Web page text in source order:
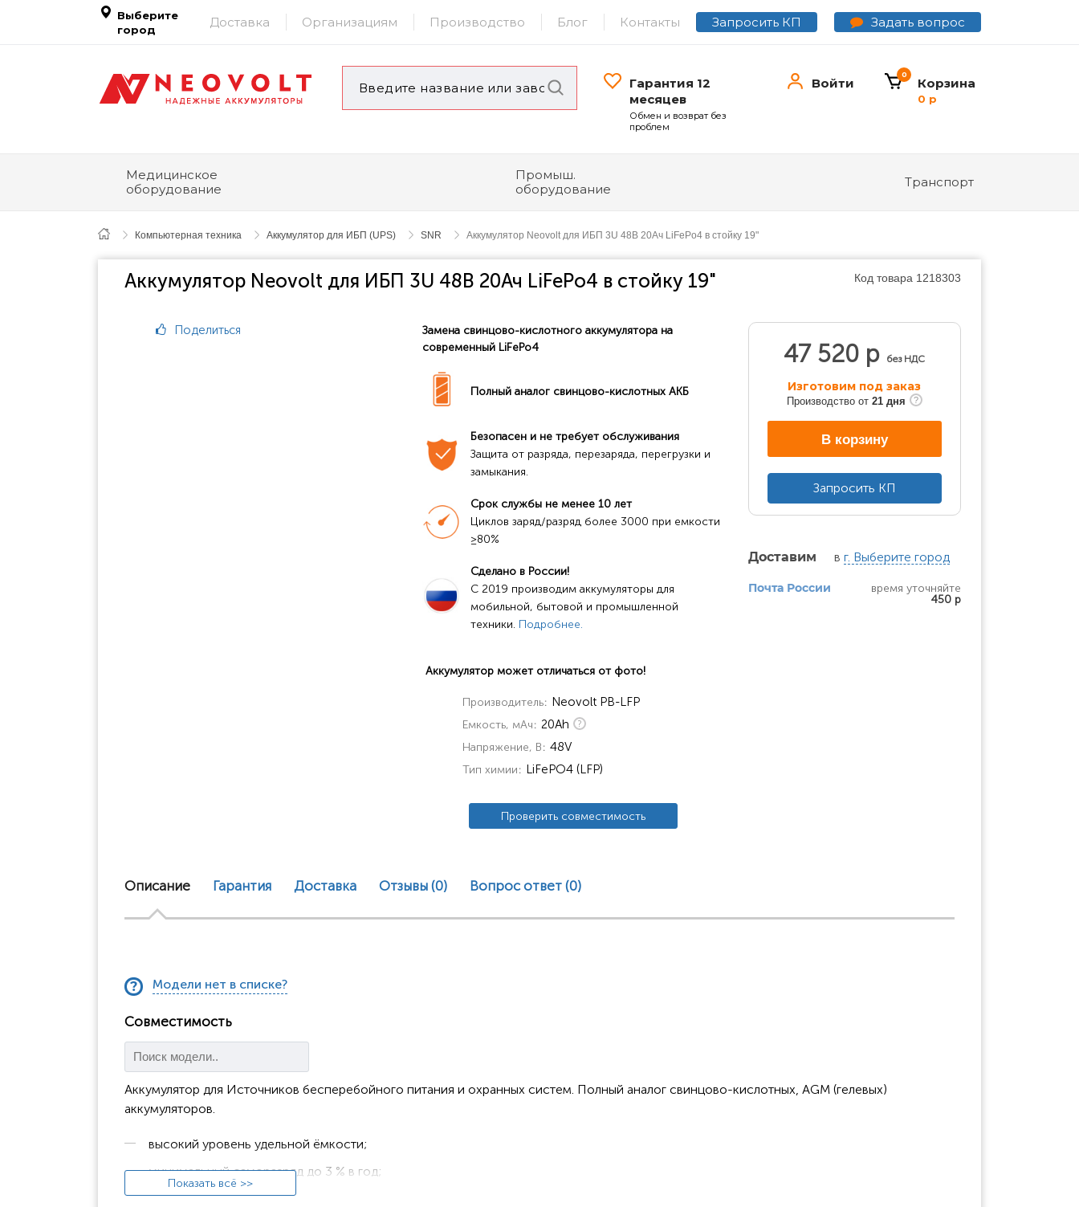
Выберите
город
Доставка Организациям Производство Блог Контакты Запросить КП Задать вопрос
Гарантия 12
месяцев
Обмен и возврат без
проблем
Войти Корзина
0
0 р
Медицинское
оборудование
Промыш.
оборудование
Транспорт
Компьютерная техника Аккумулятор для ИБП (UPS) SNR Аккумулятор Neovolt для ИБП 3U 48В 20Ач LiFePo4 в стойку 19"
Аккумулятор Neovolt для ИБП 3U 48В 20Ач LiFePo4 в стойку 19" Код товара 1218303
Поделиться
Замена свинцово-кислотного аккумулятора на
современный LiFePo4
Полный аналог свинцово-кислотных АКБ
Безопасен и не требует обслуживания
Защита от разряда, перезаряда, перегрузки и
замыкания.
Срок службы не менее 10 лет
Циклов заряд/разряд более 3000 при емкости
≥80%
Сделано в России!
C 2019 производим аккумуляторы для
мобильной, бытовой и промышленной
техники. Подробнее.
Аккумулятор может отличаться от фото!
Производитель Neovolt PB-LFP
Емкость, мАч 20Ah
Напряжение, В 48V
Тип химии LiFePO4 (LFP)
Проверить совместимость
47 520 р без НДС
Изготовим под заказ
Производство от 21 дня
В корзину
Запросить КП
Доставим в г. Выберите город
Почта России
время уточняйте
450 р
Описание Гарантия Доставка Отзывы (0) Вопрос ответ (0)
Модели нет в списке?
Совместимость
Аккумулятор для Источников бесперебойного питания и охранных систем. Полный аналог свинцово-кислотных, AGM (гелевых)
аккумуляторов.
высокий уровень удельной ёмкости;
минимальный саморазряд до 3 % в год;
количество циклов заряд/разряд более 1500 емкость ≥80%;
Показать всё >>